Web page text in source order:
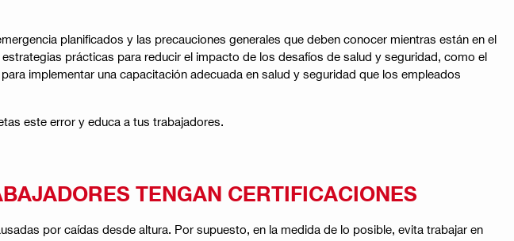
planificados y las precauciones generales que deben conocer mientras están en el
prácticas para reducir el impacto de los desafíos de salud y seguridad, como el
implementar una capacitación adecuada en salud y seguridad que los empleados
este error y educa a tus trabajadores.
TENGAN CERTIFICACIONES
por caídas desde altura. Por supuesto, en la medida de lo posible, evita trabajar en